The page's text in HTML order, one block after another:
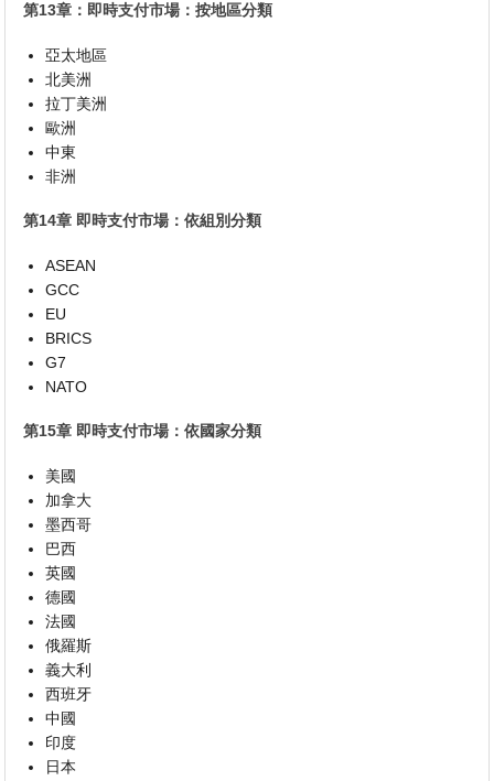
第13章：即時支付市場：按地區分類
亞太地區
北美洲
拉丁美洲
歐洲
中東
非洲
第14章 即時支付市場：依組別分類
ASEAN
GCC
EU
BRICS
G7
NATO
第15章 即時支付市場：依國家分類
美國
加拿大
墨西哥
巴西
英國
德國
法國
俄羅斯
義大利
西班牙
中國
印度
日本